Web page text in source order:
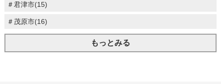
＃君津市(15)
＃茂原市(16)
もっとみる